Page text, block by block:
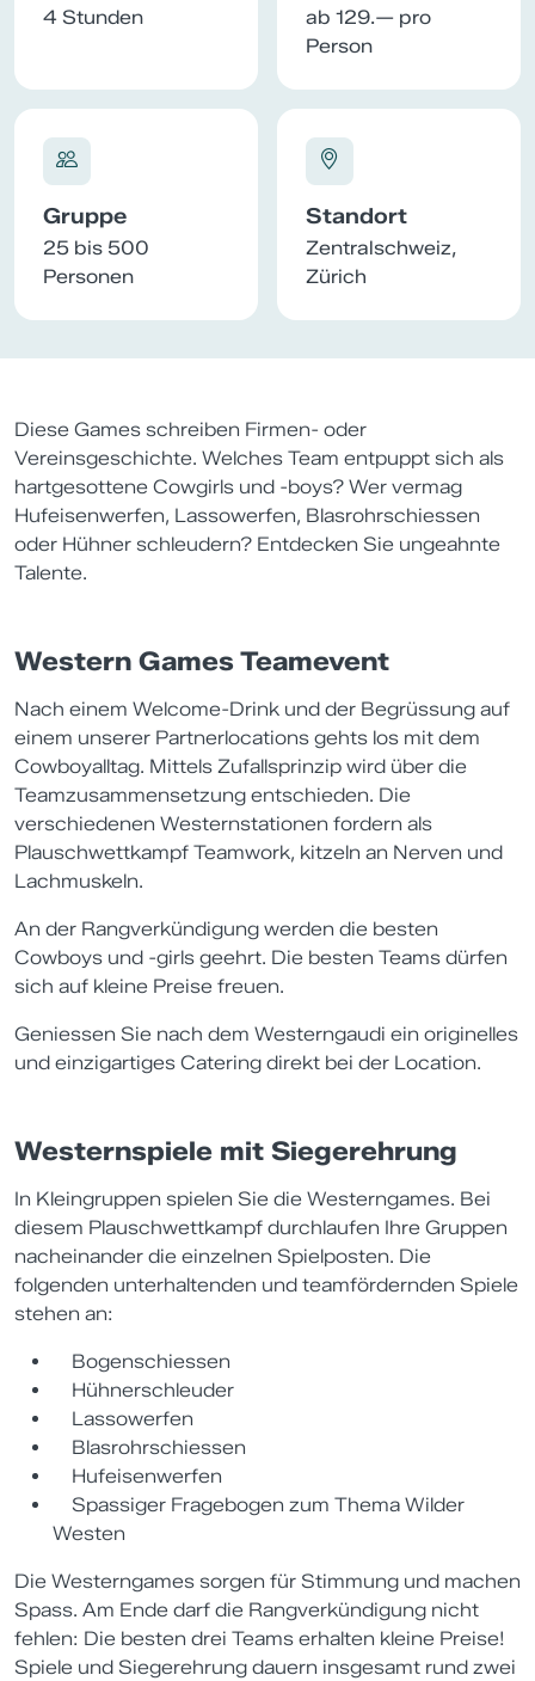
4 Stunden
ab 129.— pro
Person
Gruppe
25 bis 500
Personen
Standort
Zentralschweiz,
Zürich
Diese Games schreiben Firmen- oder
Vereinsgeschichte. Welches Team entpuppt sich als
hartgesottene Cowgirls und -boys? Wer vermag
Hufeisenwerfen, Lassowerfen, Blasrohrschiessen
oder Hühner schleudern? Entdecken Sie ungeahnte
Talente.
Western Games Teamevent
Nach einem Welcome-Drink und der Begrüssung auf
einem unserer Partnerlocations gehts los mit dem
Cowboyalltag. Mittels Zufallsprinzip wird über die
Teamzusammensetzung entschieden. Die
verschiedenen Westernstationen fordern als
Plauschwettkampf Teamwork, kitzeln an Nerven und
Lachmuskeln.
An der Rangverkündigung werden die besten
Cowboys und -girls geehrt. Die besten Teams dürfen
sich auf kleine Preise freuen.
Geniessen Sie nach dem Westerngaudi ein originelles
und einzigartiges Catering direkt bei der Location.
Westernspiele mit Siegerehrung
In Kleingruppen spielen Sie die Westerngames. Bei
diesem Plauschwettkampf durchlaufen Ihre Gruppen
nacheinander die einzelnen Spielposten. Die
folgenden unterhaltenden und teamfördernden Spiele
stehen an:
Bogenschiessen
Hühnerschleuder
Lassowerfen
Blasrohrschiessen
Hufeisenwerfen
Spassiger Fragebogen zum Thema Wilder
Westen
Die Westerngames sorgen für Stimmung und machen
Spass. Am Ende darf die Rangverkündigung nicht
fehlen: Die besten drei Teams erhalten kleine Preise!
Spiele und Siegerehrung dauern insgesamt rund zwei